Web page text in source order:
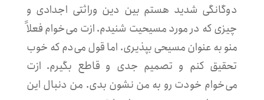
دوگانگی شدید هستم بین دین وراثتی اجدادی و
چیزی که در مورد مسیحیت شنیدم. ازت می‌خوام فعلاً
منو به عنوان مسیحی بپذیری. اما قول می‌دم که خوب
تحقیق کنم و تصمیم جدی و قاطع بگیرم. ازت
می‌خوام خودت رو به من نشون بدی. من دنبال این